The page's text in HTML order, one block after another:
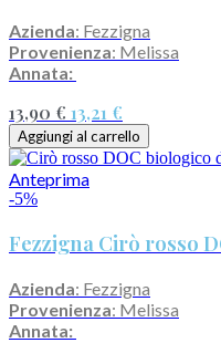
Azienda: Fezzigna
Provenienza: Melissa
Annata:
13,90 € 13,21 €
Aggiungi al carrello
Anteprima
-5%
Fezzigna Cirò rosso
Azienda: Fezzigna
Provenienza: Melissa
Annata: